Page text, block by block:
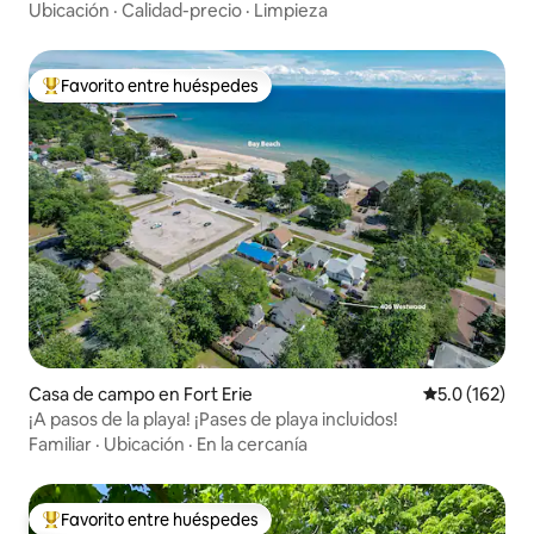
pie de Queen St.
Ubicación · Calidad-precio · Limpieza
Favorito entre huéspedes preferido
Favorito entre huéspedes
Casa de campo en Fort Erie Calificación
5.0 (162)
¡A pasos de la playa! ¡Pases de playa incluidos!
Familiar · Ubicación · En la cercanía
Favorito entre huéspedes